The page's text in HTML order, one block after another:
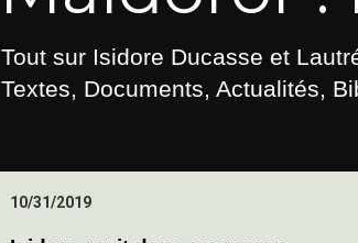
Tout sur Isidore Ducasse et
Textes, Documents, Actualités,
10/31/2019